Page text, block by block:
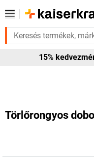
szüksége van rá?
15%
Törlőrongyos